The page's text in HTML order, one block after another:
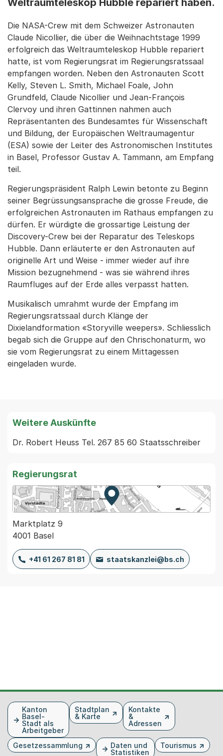
Weltraumteleskop Hubble repariert haben.
Die NASA-Crew mit dem Schweizer Astronauten
Claude Nicollier, die über die Weihnachtstage 1999
erfolgreich das Weltraumteleskop Hubble repariert
hatte, ist vom Regierungsrat im Regierungsratssaal
empfangen worden. Neben den Astronauten Scott
Kelly, Steven L. Smith, Michael Foale, John
Grundfeld, Claude Nicollier und Jean-François
Clervoy und ihren Gattinnen nahmen auch
Repräsentanten des Bundesamtes für Wissenschaft
und Bildung, der Europäischen Weltraumagentur
(ESA) sowie der Leiter des Astronomischen Institutes
in Basel, Professor Gustav A. Tammann, am Empfang
teil.
Regierungspräsident Ralph Lewin betonte zu Beginn
seiner Begrüssungsansprache die grosse Freude, die
erfolgreichen Astronauten im Rathaus empfangen zu
dürfen. Er würdigte die grossartige Leistung der
Discovery-Crew bei der Reparatur des Teleskops
Hubble. Dann erläuterte er den Astronauten auf
originelle Art und Weise - immer wieder auf ihre
Mission bezugnehmend - was sie während ihres
Raumfluges auf der Erde alles verpasst hatten.
Musikalisch umrahmt wurde der Empfang im
Regierungsratssaal durch Klänge der
Dixielandformation «Storyville weepers». Schliesslich
begab sich die Gruppe auf den Chrischonaturm, wo
sie vom Regierungsrat zu einem Mittagessen
eingeladen wurde.
Weitere Auskünfte
Regierungsrat
Zur Karte von MapBS.
Externer Link, wird in einem
Marktplatz 9
4001 Basel
+41 61 267 81 81 staatskanzlei@bs.ch
FusszeileKanton
Basel-
Stadt als
Arbeitgeber
Stadtplan
& Karte
Kontakte
&
Adressen
Gesetzessammlung
Daten und
Statistiken
Tourismus